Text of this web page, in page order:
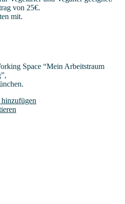
von 25€.
mit.
Space “Mein Arbeits­traum